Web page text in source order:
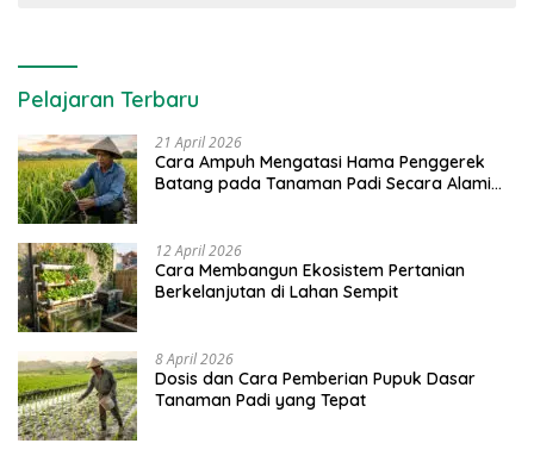
Pelajaran Terbaru
21 April 2026
Cara Ampuh Mengatasi Hama Penggerek
Batang pada Tanaman Padi Secara Alami
12 April 2026
Cara Membangun Ekosistem Pertanian
Berkelanjutan di Lahan Sempit
8 April 2026
Dosis dan Cara Pemberian Pupuk Dasar
Tanaman Padi yang Tepat